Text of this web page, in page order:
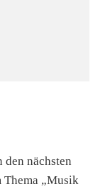
nächsten
Thema „Musik